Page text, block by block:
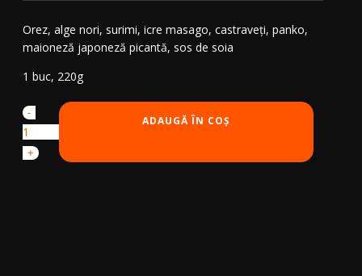
Orez, alge nori, surimi, icre masago, castraveți, panko,
maioneză japoneză picantă, sos de soia
1 buc, 220g
Cantitate
Sushi
Dog
Spicy
-
+
ADAUGĂ ÎN COȘ